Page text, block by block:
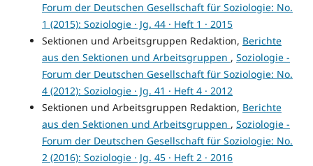
Forum der Deutschen Gesellschaft für Soziologie: No.
1 (2015): Soziologie · Jg. 44 · Heft 1 · 2015
Sektionen und Arbeitsgruppen Redaktion, Berichte
aus den Sektionen und Arbeitsgruppen , Soziologie -
Forum der Deutschen Gesellschaft für Soziologie: No.
4 (2012): Soziologie · Jg. 41 · Heft 4 · 2012
Sektionen und Arbeitsgruppen Redaktion, Berichte
aus den Sektionen und Arbeitsgruppen , Soziologie -
Forum der Deutschen Gesellschaft für Soziologie: No.
2 (2016): Soziologie · Jg. 45 · Heft 2 · 2016